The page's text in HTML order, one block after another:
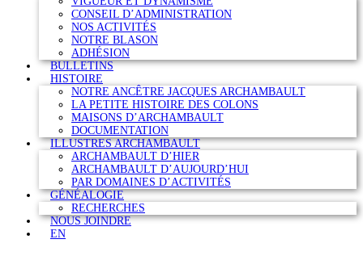
CONSEIL D’ADMINISTRATION
NOS ACTIVITÉS
NOTRE BLASON
ADHÉSION
BULLETINS
HISTOIRE
NOTRE ANCÊTRE JACQUES ARCHAMBAULT
LA PETITE HISTOIRE DES COLONS
MAISONS D’ARCHAMBAULT
DOCUMENTATION
ILLUSTRES ARCHAMBAULT
ARCHAMBAULT D’HIER
ARCHAMBAULT D’AUJOURD’HUI
PAR DOMAINES D’ACTIVITÉS
GÉNÉALOGIE
RECHERCHES
NOUS JOINDRE
EN